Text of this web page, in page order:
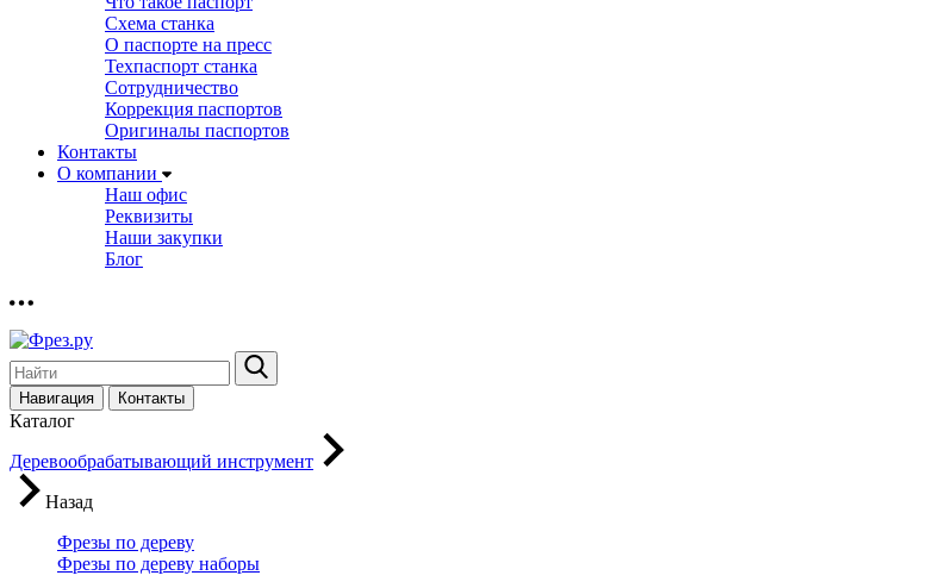
Схема станка
О паспорте на пресс
Техпаспорт станка
Сотрудничество
Коррекция паспортов
Оригиналы паспортов
Контакты
О компании
Наш офис
Реквизиты
Наши закупки
Блог
Навигация Контакты
Каталог
Деревообрабатывающий инструмент
Назад
Фрезы по дереву
Фрезы по дереву наборы